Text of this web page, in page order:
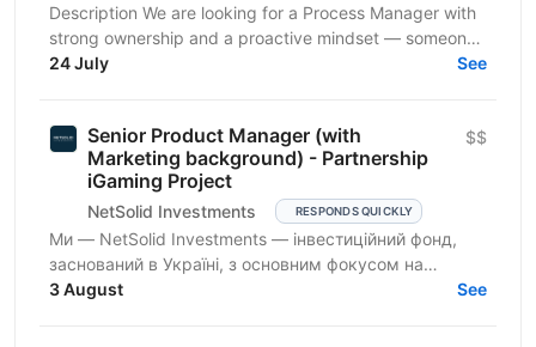
Description We are looking for a Process Manager with
strong ownership and a proactive mindset — someone
who doesn't wait for instructions but actively...
24 July See
Senior Product Manager (with
Marketing background) - Partnership
iGaming Project
NetSolid Investments RESPONDS QUICKLY
$$
Ми — NetSolid Investments — інвестиційний фонд,
заснований в Україні, з основним фокусом на
SMART-інвестиції. Ми інвестуємо не лише фінанси, а
3 August See